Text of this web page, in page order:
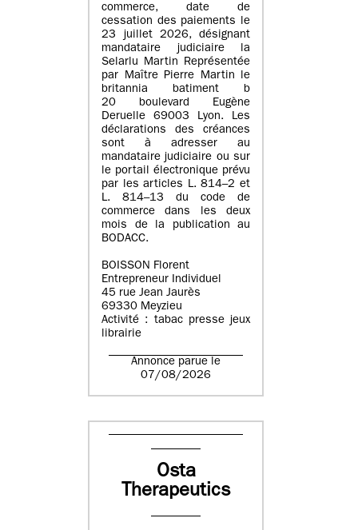
commerce, date de
cessation des paiements le
23 juillet 2026, désignant
mandataire judiciaire la
Selarlu Martin Représentée
par Maître Pierre Martin le
britannia batiment b
20 boulevard Eugène
Deruelle 69003 Lyon. Les
déclarations des créances
sont à adresser au
mandataire judiciaire ou sur
le portail électronique prévu
par les articles L. 814–2 et
L. 814–13 du code de
commerce dans les deux
mois de la publication au
BODACC.
BOISSON Florent
Entrepreneur Individuel
45 rue Jean Jaurès
69330 Meyzieu
Activité : tabac presse jeux
librairie
Annonce parue le
07/08/2026
Osta
Therapeutics